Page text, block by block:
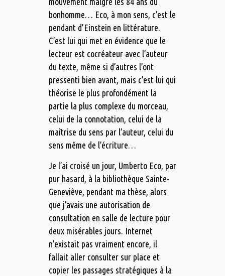
bonhomme… Eco, à mon sens, c’est le
pendant d’Einstein en littérature.
C’est lui qui met en évidence que le
lecteur est cocréateur avec l’auteur
du texte, même si d’autres l’ont
pressenti bien avant, mais c’est lui qui
théorise le plus profondément la
partie la plus complexe du morceau,
celui de la connotation, celui de la
maîtrise du sens par l’auteur, celui du
sens même de l’écriture…
Je l’ai croisé un jour, Umberto Eco, par
pur hasard, à la bibliothèque Sainte-
Geneviève, pendant ma thèse, alors
que j’avais une autorisation de
consultation en salle de lecture pour
deux misérables jours. Internet
n’existait pas vraiment encore, il
fallait aller consulter sur place et
copier les passages stratégiques à la